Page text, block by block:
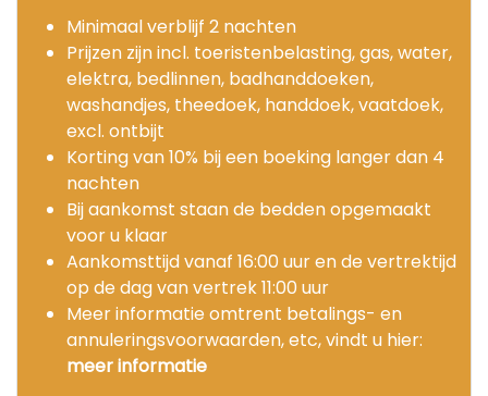
Minimaal verblijf 2 nachten
Prijzen zijn incl. toeristenbelasting, gas, water,
elektra, bedlinnen, badhanddoeken,
washandjes, theedoek, handdoek, vaatdoek,
excl. ontbijt
Korting van 10% bij een boeking langer dan 4
nachten
Bij aankomst staan de bedden opgemaakt
voor u klaar
Aankomsttijd vanaf 16:00 uur en de vertrektijd
op de dag van vertrek 11:00 uur
Meer informatie omtrent betalings- en
annuleringsvoorwaarden, etc, vindt u hier:
meer informatie